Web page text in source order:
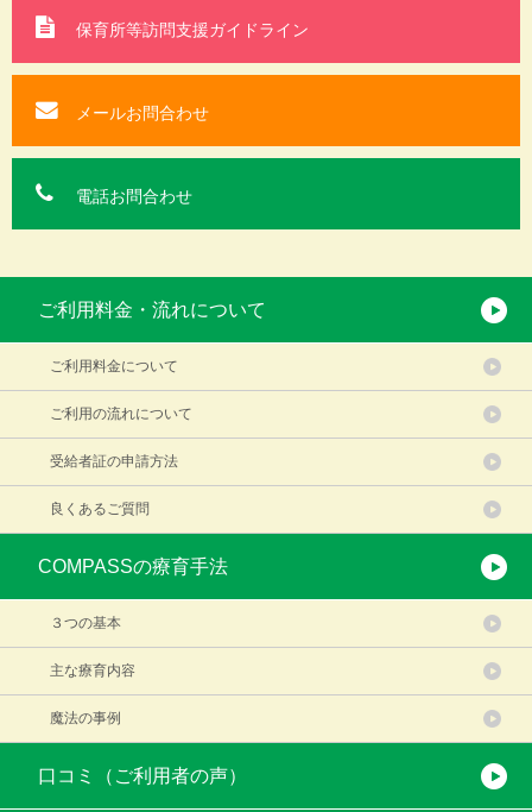
ご利用料金・流れについて
ご利用料金について
ご利用の流れについて
受給者証の申請方法
良くあるご質問
COMPASSの療育手法
３つの基本
主な療育内容
魔法の事例
口コミ（ご利用者の声）
保育所等訪問支援ガイドライン
メールお問合わせ
電話お問合わせ